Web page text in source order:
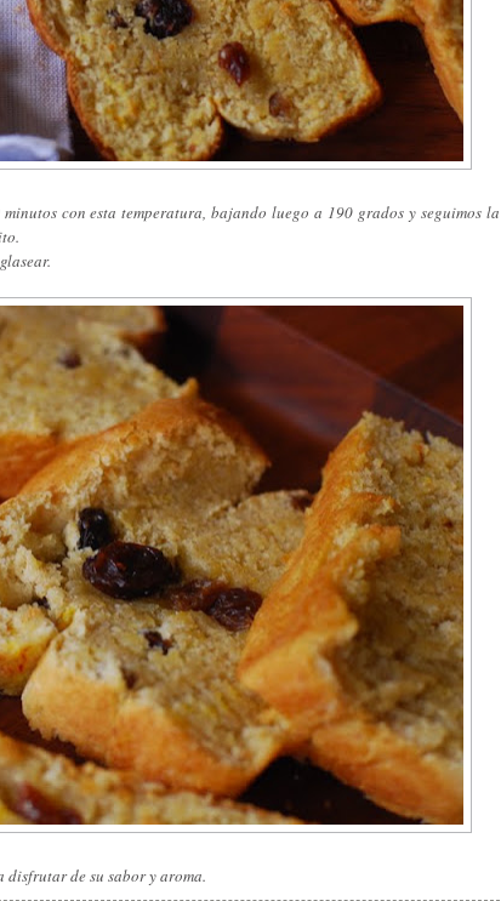
con esta temperatura, bajando luego a 190 grados y seguimos la
de su sabor y aroma.